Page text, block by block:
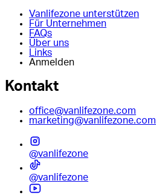
Vanlifezone unterstützen
Für Unternehmen
FAQs
Über uns
Links
Anmelden
Kontakt
office@vanlifezone.com
marketing@vanlifezone.com
@vanlifezone
@vanlifezone